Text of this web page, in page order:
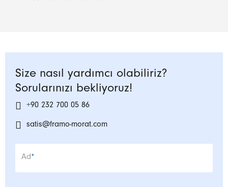
Size nasıl yardımcı olabiliriz?
Sorularınızı bekliyoruz!
+90 232 700 05 86
satis@framo-morat.com
Zorunlu alan
Ad*